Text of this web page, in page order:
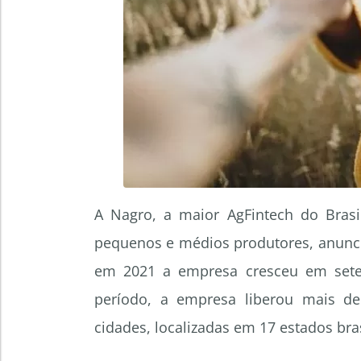
A Nagro, a maior AgFintech do
pequenos e médios produtores,
em 2021 a empresa cresceu em
período, a empresa liberou mais
cidades, localizadas em 17 estados